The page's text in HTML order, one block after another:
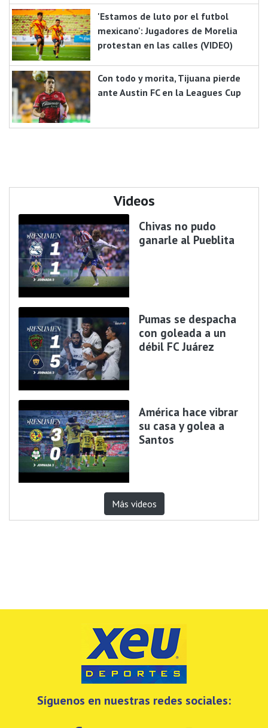
'Estamos de luto por el futbol
mexicano': Jugadores de Morelia
protestan en las calles (VIDEO)
Con todo y morita, Tijuana pierde
ante Austin FC en la Leagues Cup
Videos
Chivas no pudo
ganarle al Pueblita
Pumas se despacha
con goleada a un
débil FC Juárez
América hace vibrar
su casa y golea a
Santos
Más videos
Síguenos en nuestras redes sociales: